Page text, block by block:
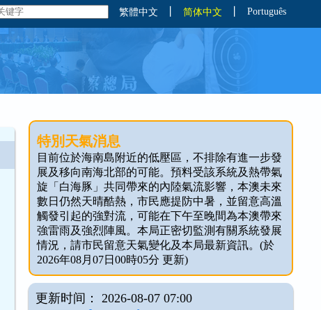
繁體中文 简体中文 Português
特別天氣消息
目前位於海南島附近的低壓區，不排除有進一步發
展及移向南海北部的可能。預料受該系統及熱帶氣
旋「白海豚」共同帶來的內陸氣流影響，本澳未來
數日仍然天晴酷熱，市民應提防中暑，並留意高溫
觸發引起的強對流，可能在下午至晚間為本澳帶來
強雷雨及強烈陣風。本局正密切監測有關系統發展
情況，請市民留意天氣變化及本局最新資訊。(於
2026年08月07日00時05分 更新)
更新时间： 2026-08-07 07:00